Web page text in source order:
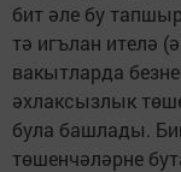
бит әле бу
тә игълан ителә
вакытларда
әхлаксызлык
була башлады.
төшенчәләрне